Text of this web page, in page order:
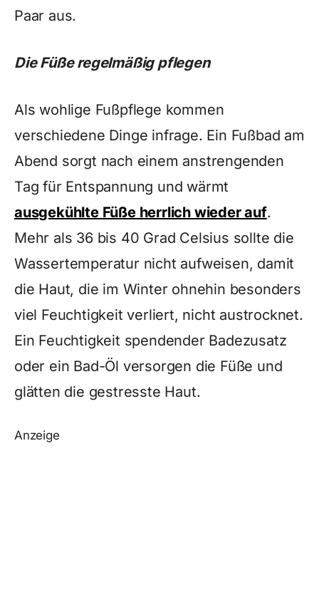
Paar aus.
Die Füße regelmäßig pflegen
Als wohlige Fußpflege kommen
verschiedene Dinge infrage. Ein Fußbad am
Abend sorgt nach einem anstrengenden
Tag für Entspannung und wärmt
ausgekühlte Füße herrlich wieder auf.
Mehr als 36 bis 40 Grad Celsius sollte die
Wassertemperatur nicht aufweisen, damit
die Haut, die im Winter ohnehin besonders
viel Feuchtigkeit verliert, nicht austrocknet.
Ein Feuchtigkeit spendender Badezusatz
oder ein Bad-Öl versorgen die Füße und
glätten die gestresste Haut.
Anzeige